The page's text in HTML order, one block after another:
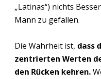
„Latinas“) nichts
Mann zu gefallen.
Die Wahrheit ist, dass
zentrierten Werten
den Rücken kehren.